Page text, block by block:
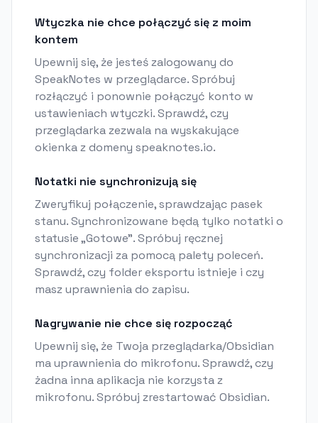
Wtyczka nie chce połączyć się z moim
kontem
Upewnij się, że jesteś zalogowany do
SpeakNotes w przeglądarce. Spróbuj
rozłączyć i ponownie połączyć konto w
ustawieniach wtyczki. Sprawdź, czy
przeglądarka zezwala na wyskakujące
okienka z domeny speaknotes.io.
Notatki nie synchronizują się
Zweryfikuj połączenie, sprawdzając pasek
stanu. Synchronizowane będą tylko notatki o
statusie „Gotowe”. Spróbuj ręcznej
synchronizacji za pomocą palety poleceń.
Sprawdź, czy folder eksportu istnieje i czy
masz uprawnienia do zapisu.
Nagrywanie nie chce się rozpocząć
Upewnij się, że Twoja przeglądarka/Obsidian
ma uprawnienia do mikrofonu. Sprawdź, czy
żadna inna aplikacja nie korzysta z
mikrofonu. Spróbuj zrestartować Obsidian.